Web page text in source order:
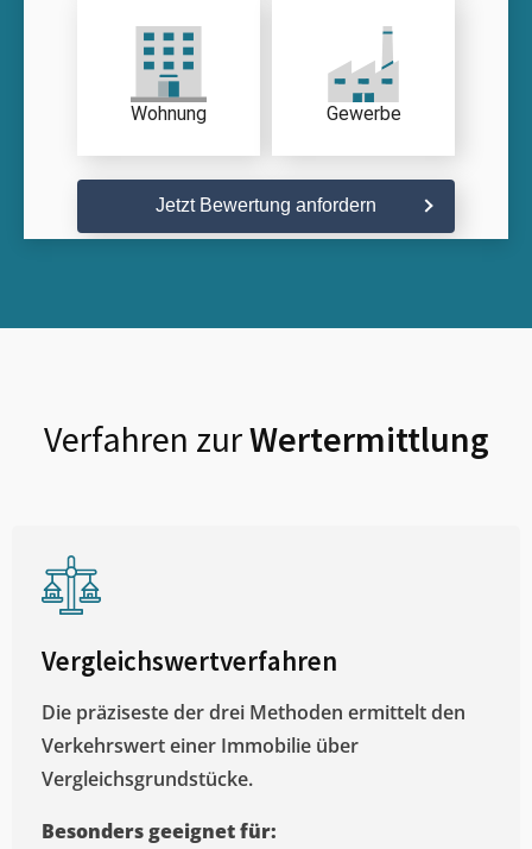
Wohnung Gewerbe
Jetzt Bewertung anfordern
Verfahren zurWertermittlung
Vergleichswertverfahren
Die präziseste der drei Methoden ermittelt den
Verkehrswert einer Immobilie über
Vergleichsgrundstücke.
Besonders geeignet für: